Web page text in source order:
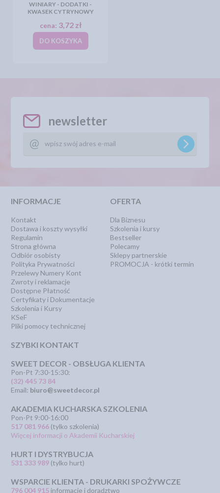
WINIARY - DODATKI -
KWASEK CYTRYNOWY
cena: 3,72 zł
DO KOSZYKA
newsletter
INFORMACJE
Kontakt
Dostawa i koszty wysyłki
Regulamin
Strona główna
Odbiór osobisty
Polityka Prywatności
Przelewy Numery Kont
Zwroty i reklamacje
Dostępne Płatność
Certyfikaty i Dokumentacje
Szkolenia i Kursy
KSeF
Pliki pomocy technicznej
OFERTA
Dla Biznesu
Szkolenia i kursy
Bestseller
Polecamy
Sklepy partnerskie
PROMOCJA - krótki termin
SZYBKI KONTAKT
SWEET DECOR - OBSŁUGA KLIENTA
Pon-Pt 7:30-15:30:
(32) 445 73 84
Email: biuro@sweetdecor.pl
AKADEMIA KUCHARSKA SZKOLENIA
Pon-Pt 9:00-16:00
517 081 966 (tylko szkolenia)
Więcej informacji o Akademii Kucharskiej
HURT I DYSTRYBUCJA
531 333 989 (tylko hurt)
WSPARCIE KLIENTA - DRUKARKI SPOŻYWCZE
796 004 915 informacje i doradztwo